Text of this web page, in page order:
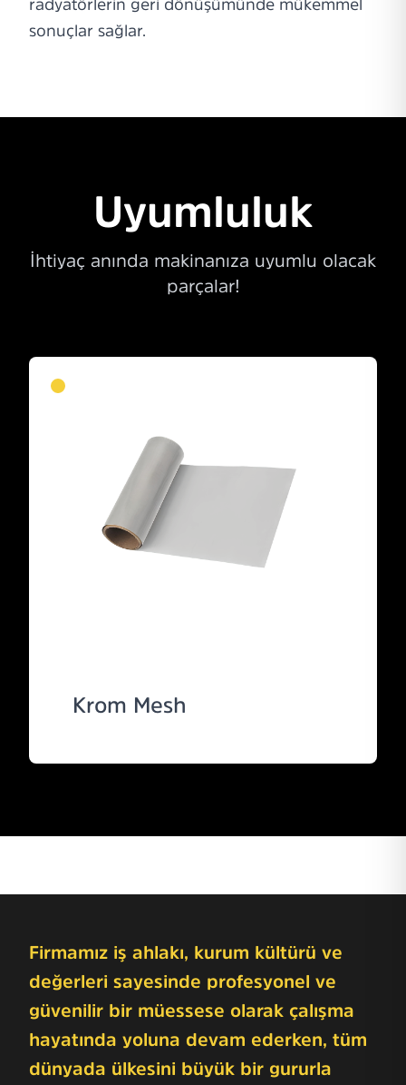
radyatörlerin geri dönüşümünde mükemmel
sonuçlar sağlar.
Uyumluluk
İhtiyaç anında makinanıza uyumlu olacak
parçalar!
Krom Mesh
Firmamız iş ahlakı, kurum kültürü ve
değerleri sayesinde profesyonel ve
güvenilir bir müessese olarak çalışma
hayatında yoluna devam ederken, tüm
dünyada ülkesini büyük bir gururla